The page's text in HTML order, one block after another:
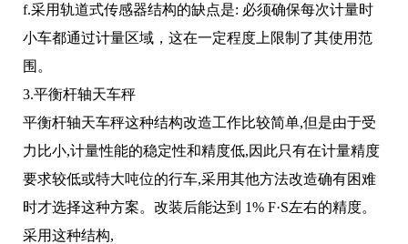
f.采用轨道式传感器结构的缺点是: 必须确保每次计量时
小车都通过计量区域，这在一定程度上限制了其使用范
围。
3.平衡杆轴天车秤
平衡杆轴天车秤这种结构改造工作比较简单,但是由于受
力比小,计量性能的稳定性和精度低,因此只有在计量精度
要求较低或特大吨位的行车,采用其他方法改造确有困难
时才选择这种方案。改装后能达到 1% F·S左右的精度。
采用这种结构,